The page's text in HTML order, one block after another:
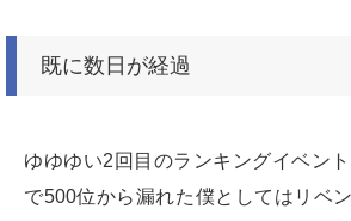
既に数日が経過
ゆゆゆい2回目のランキングイベン
で500位から漏れた僕としてはリベ